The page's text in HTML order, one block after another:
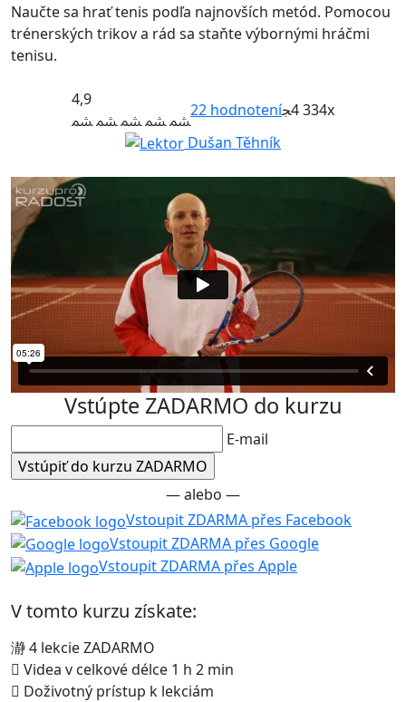
Naučte sa hrať tenis podľa najnovších metód. Pomocou
trénerských trikov a rád sa staňte výbornými hráčmi
tenisu.
4,9
22 hodnotení 4 334x
Dušan Těhník
Vstúpte ZADARMO do kurzu
E-mail
— alebo —
Vstoupit ZDARMA přes Facebook
Vstoupit ZDARMA přes Google
Vstoupit ZDARMA přes Apple
V tomto kurzu získate:
4 lekcie ZADARMO
Videa v celkové délce 1 h 2 min
Doživotný prístup k lekciám